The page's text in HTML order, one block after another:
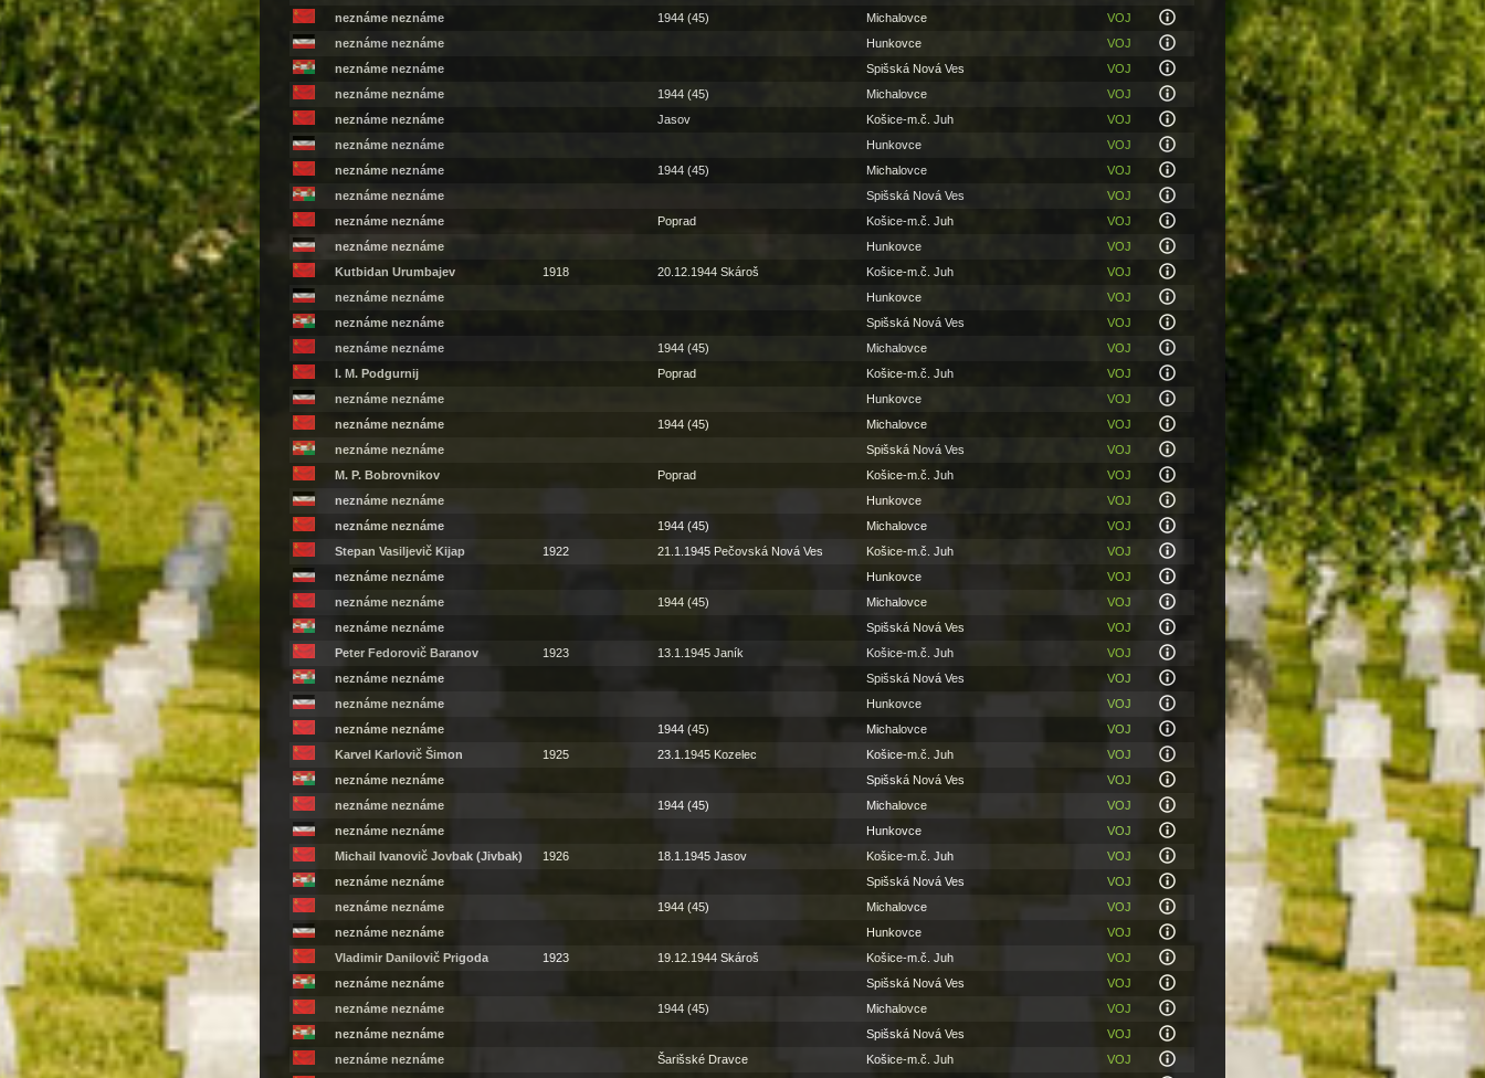
neznáme neznáme
1944 (45) Michalovce
VOJ
neznáme neznáme
Hunkovce
VOJ
neznáme neznáme
Spišská Nová Ves
VOJ
neznáme neznáme
1944 (45) Michalovce
VOJ
neznáme neznáme
Jasov Košice-m.č. Juh
VOJ
neznáme neznáme
Hunkovce
VOJ
neznáme neznáme
1944 (45) Michalovce
VOJ
neznáme neznáme
Spišská Nová Ves
VOJ
neznáme neznáme
Poprad Košice-m.č. Juh
VOJ
neznáme neznáme
Hunkovce
VOJ
Kutbidan Urumbajev
1918 20.12.1944 Skároš Košice-m.č. Juh
VOJ
neznáme neznáme
Hunkovce
VOJ
neznáme neznáme
Spišská Nová Ves
VOJ
neznáme neznáme
1944 (45) Michalovce
VOJ
I. M. Podgurnij
Poprad Košice-m.č. Juh
VOJ
neznáme neznáme
Hunkovce
VOJ
neznáme neznáme
1944 (45) Michalovce
VOJ
neznáme neznáme
Spišská Nová Ves
VOJ
M. P. Bobrovnikov
Poprad Košice-m.č. Juh
VOJ
neznáme neznáme
Hunkovce
VOJ
neznáme neznáme
1944 (45) Michalovce
VOJ
Stepan Vasiljevič Kijap
1922 21.1.1945 Pečovská Nová Ves Košice-m.č. Juh
VOJ
neznáme neznáme
Hunkovce
VOJ
neznáme neznáme
1944 (45) Michalovce
VOJ
neznáme neznáme
Spišská Nová Ves
VOJ
Peter Fedorovič Baranov
1923 13.1.1945 Janík Košice-m.č. Juh
VOJ
neznáme neznáme
Spišská Nová Ves
VOJ
neznáme neznáme
Hunkovce
VOJ
neznáme neznáme
1944 (45) Michalovce
VOJ
Karvel Karlovič Šimon
1925 23.1.1945 Kozelec Košice-m.č. Juh
VOJ
neznáme neznáme
Spišská Nová Ves
VOJ
neznáme neznáme
1944 (45) Michalovce
VOJ
neznáme neznáme
Hunkovce
VOJ
Michail Ivanovič Jovbak (Jivbak)
1926 18.1.1945 Jasov Košice-m.č. Juh
VOJ
neznáme neznáme
Spišská Nová Ves
VOJ
neznáme neznáme
1944 (45) Michalovce
VOJ
neznáme neznáme
Hunkovce
VOJ
Vladimir Danilovič Prigoda
1923 19.12.1944 Skároš Košice-m.č. Juh
VOJ
neznáme neznáme
Spišská Nová Ves
VOJ
neznáme neznáme
1944 (45) Michalovce
VOJ
neznáme neznáme
Spišská Nová Ves
VOJ
neznáme neznáme
Šarišské Dravce Košice-m.č. Juh
VOJ